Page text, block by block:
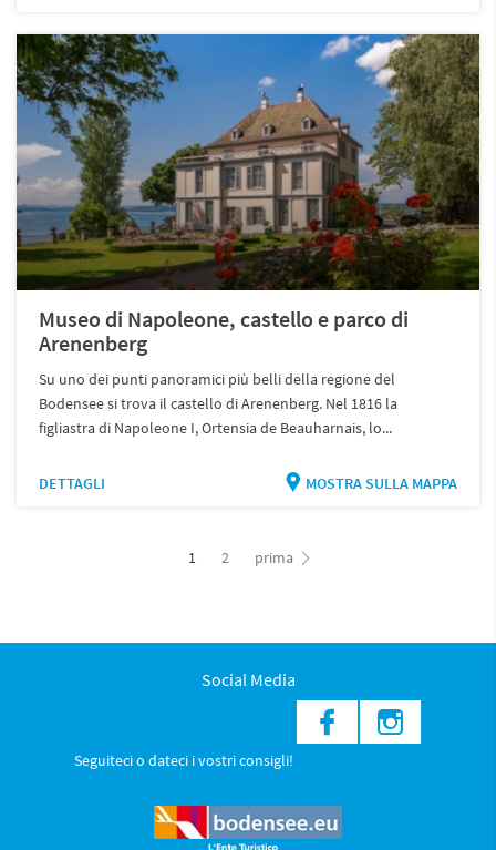
Museo di Napoleone, castello e parco di
Arenenberg
Su uno dei punti panoramici più belli della regione del
Bodensee si trova il castello di Arenenberg. Nel 1816 la
figliastra di Napoleone I, Ortensia de Beauharnais, lo...
DETTAGLI MOSTRA SULLA MAPPA
1 2 prima
Social Media
Seguiteci o dateci i vostri consigli!